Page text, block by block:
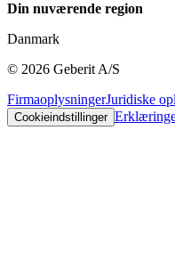
Din nuværende region
Danmark
© 2026 Geberit A/S
FirmaoplysningerJuridiske
Cookieindstillinger